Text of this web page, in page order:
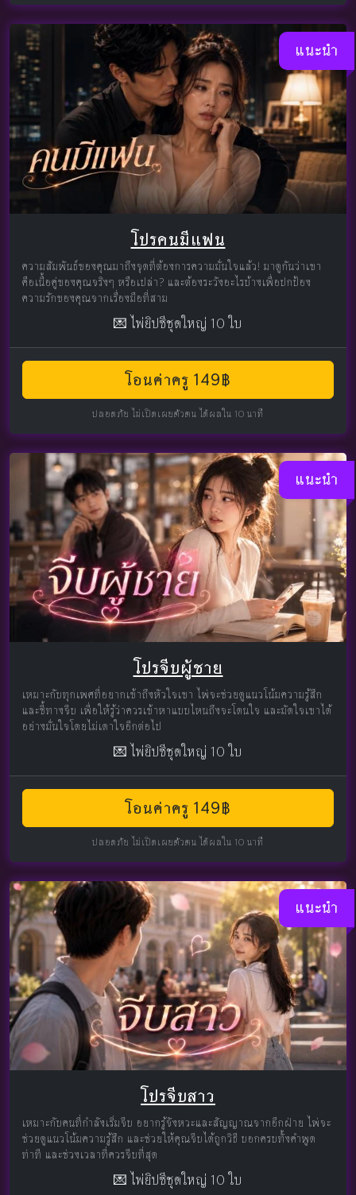
แนะนำ
โปรคนมีแฟน
ความสัมพันธ์ของคุณมาถึงจุดที่ต้องการความมั่นใจแล้ว! มาดูกันว่าเขา
คือเนื้อคู่ของคุณจริงๆ หรือเปล่า? และต้องระวังอะไรบ้างเพื่อปกป้อง
ความรักของคุณจากเรื่องมือที่สาม
💌 ไพ่ยิปซีชุดใหญ่ 10 ใบ
โอนค่าครู 149฿
ปลอดภัย ไม่เปิดเผยตัวตน ได้ผลใน 10 นาที
แนะนำ
โปรจีบผู้ชาย
เหมาะกับทุกเพศที่อยากเข้าถึงหัวใจเขา ไพ่จะช่วยดูแนวโน้มความรู้สึก
และชี้ทางจีบ เพื่อให้รู้ว่าควรเข้าหาแบบไหนถึงจะโดนใจ และมัดใจเขาได้
อย่างมั่นใจโดยไม่เดาใจอีกต่อไป
💌 ไพ่ยิปซีชุดใหญ่ 10 ใบ
โอนค่าครู 149฿
ปลอดภัย ไม่เปิดเผยตัวตน ได้ผลใน 10 นาที
แนะนำ
โปรจีบสาว
เหมาะกับคนที่กำลังเริ่มจีบ อยากรู้จังหวะและสัญญาณจากอีกฝ่าย ไพ่จะ
ช่วยดูแนวโน้มความรู้สึก และช่วยให้คุณจีบได้ถูกวิธี บอกครบทั้งคำพูด
ท่าที และช่วงเวลาที่ควรจีบที่สุด
💌 ไพ่ยิปซีชุดใหญ่ 10 ใบ